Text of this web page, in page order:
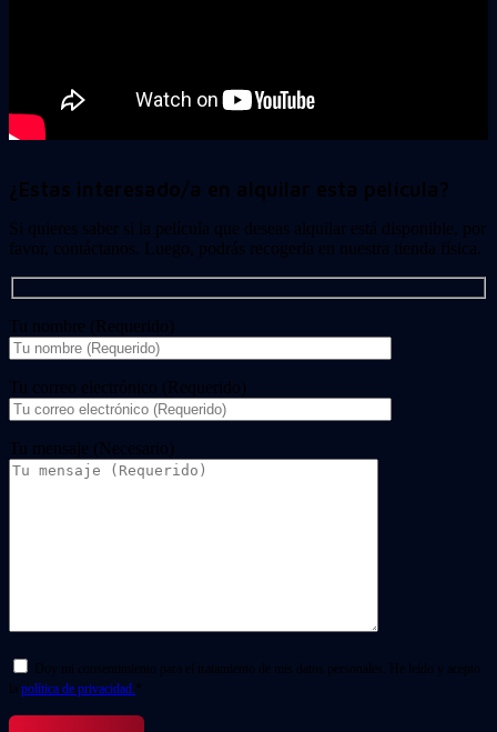
¿Estas interesado/a en alquilar esta película?
Si quieres saber si la película que deseas alquilar está disponible, por
favor, contáctanos. Luego, podrás recogerla en nuestra tienda física.
Tu nombre (Requerido)
Tu correo electrónico (Requerido)
Tu mensaje (Necesario)
Doy mi consentimiento para el tratamiento de mis datos personales. He leído y acepto
la política de privacidad. *